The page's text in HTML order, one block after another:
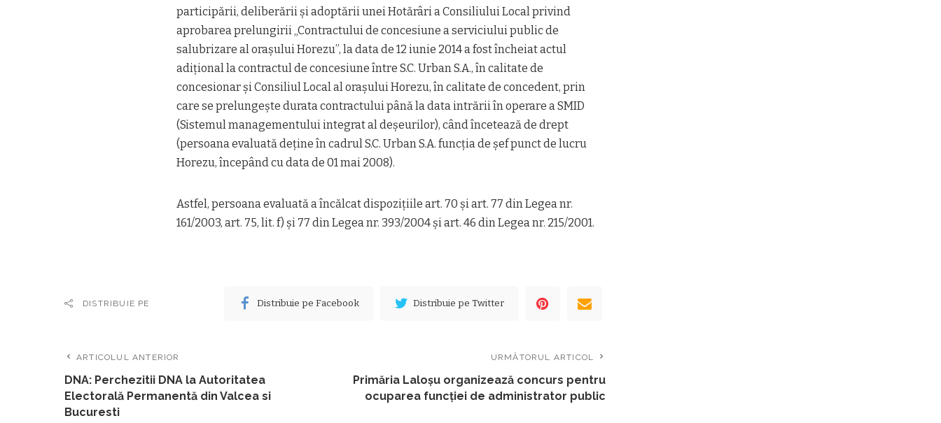
participării, deliberării și adoptării unei Hotărâri a Consiliului Local privind
aprobarea prelungirii „Contractului de concesiune a serviciului public de
salubrizare al orașului Horezu”, la data de 12 iunie 2014 a fost încheiat actul
adițional la contractul de concesiune între S.C. Urban S.A., în calitate de
concesionar și Consiliul Local al orașului Horezu, în calitate de concedent, prin
care se prelungește durata contractului până la data intrării în operare a SMID
(Sistemul managementului integrat al deșeurilor), când încetează de drept
(persoana evaluată deține în cadrul S.C. Urban S.A. funcția de șef punct de lucru
Horezu, începând cu data de 01 mai 2008).
Astfel, persoana evaluată a încălcat dispozițiile art. 70 și art. 77 din Legea nr.
161/2003, art. 75, lit. f) și 77 din Legea nr. 393/2004 și art. 46 din Legea nr. 215/2001.
DISTRIBUIE PE Distribuie pe Facebook Distribuie pe Twitter
ARTICOLUL ANTERIOR
DNA: Perchezitii DNA la Autoritatea
Electorală Permanentă din Valcea si
Bucuresti
URMĂTORUL ARTICOL
Primăria Laloşu organizează concurs pentru
ocuparea funcţiei de administrator public